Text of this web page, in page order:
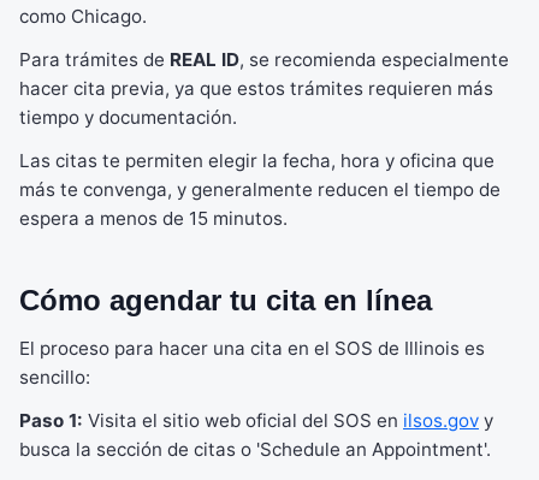
como Chicago.
Para trámites de REAL ID, se recomienda especialmente
hacer cita previa, ya que estos trámites requieren más
tiempo y documentación.
Las citas te permiten elegir la fecha, hora y oficina que
más te convenga, y generalmente reducen el tiempo de
espera a menos de 15 minutos.
Cómo agendar tu cita en línea
El proceso para hacer una cita en el SOS de Illinois es
sencillo:
Paso 1: Visita el sitio web oficial del SOS en ilsos.gov y
busca la sección de citas o 'Schedule an Appointment'.